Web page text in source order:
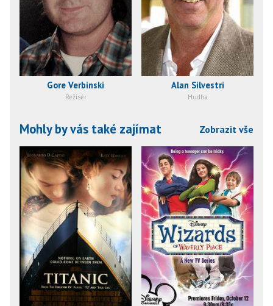
Gore Verbinski
Režisér
Alan Silvestri
Hudba
Mohly by vás také zajímat Zobrazit vše